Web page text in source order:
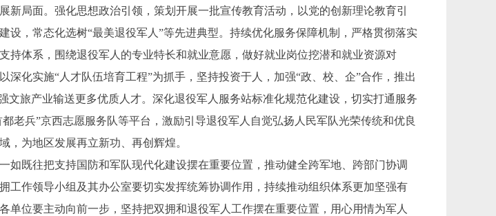
面。强化思想政治引领，策划开展一批宣传教育活动，以党的创新理论教育引
，常态化选树“最美退役军人”等先进典型。持续优化服务保障机制，严格贯彻落实
持体系，围绕退役军人的专业特长和就业意愿，做好就业岗位挖潜和就业资源对
化实施“人才队伍培育工程”为抓手，坚持投资于人，加强“政、校、企”合作，推出
旅产业输送更多优质人才。深化退役军人服务站标准化规范化建设，切实打通服务
老兵”京西志愿服务队等平台，激励引导退役军人自觉弘扬人民军队光荣传统和优良
，为地区发展再立新功、再创辉煌。
既往把支持国防和军队现代化建设摆在重要位置，推动健全跨军地、跨部门协调
作领导小组及其办公室要切实发挥统筹协调作用，持续推动组织体系更加坚强有
位要主动向前一步，坚持把双拥和退役军人工作摆在重要位置，用心用情为军人